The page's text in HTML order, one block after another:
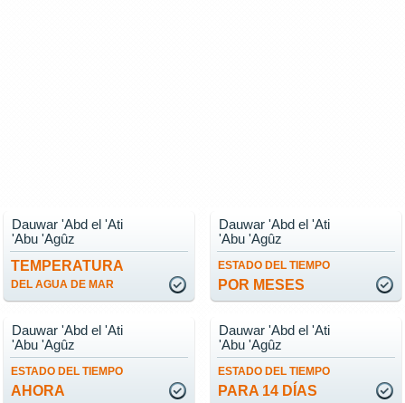
TEMPERATURA
DEL AGUA DE MAR
Dauwar 'Abd el 'Ati
'Abu 'Agûz
ESTADO DEL TIEMPO
POR MESES
Dauwar 'Abd el 'Ati
'Abu 'Agûz
ESTADO DEL TIEMPO
AHORA
Dauwar 'Abd el 'Ati
'Abu 'Agûz
ESTADO DEL TIEMPO
PARA 14 DÍAS
Dauwar 'Abd el 'Ati
'Abu 'Agûz